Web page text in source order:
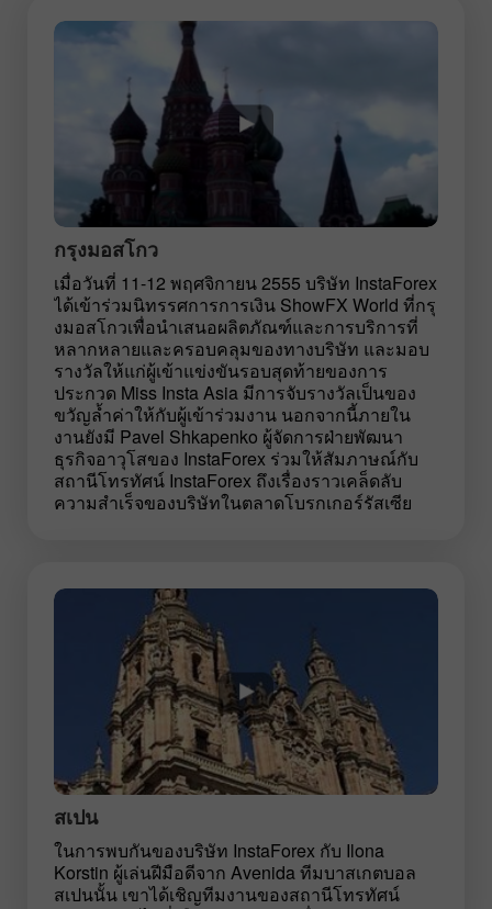
กรุงมอสโกว
เมื่อวันที่ 11-12 พฤศจิกายน 2555 บริษัท InstaForex
ได้เข้าร่วมนิทรรศการการเงิน ShowFX World ที่กรุ
งมอสโกวเพื่อนำเสนอผลิตภัณฑ์และการบริการที่
หลากหลายและครอบคลุมของทางบริษัท และมอบ
รางวัลให้แก่ผู้เข้าแข่งขันรอบสุดท้ายของการ
ประกวด Miss Insta Asia มีการจับรางวัลเป็นของ
ขวัญล้ำค่าให้กับผู้เข้าร่วมงาน นอกจากนี้ภายใน
งานยังมี Pavel Shkapenko ผู้จัดการฝ่ายพัฒนา
ธุรกิจอาวุโสของ InstaForex ร่วมให้สัมภาษณ์กับ
สถานีโทรทัศน์ InstaForex ถึงเรื่องราวเคล็ดลับ
ความสำเร็จของบริษัทในตลาดโบรกเกอร์รัสเซีย
สเปน
ในการพบกันของบริษัท InstaForex กับ Ilona
Korstin ผู้เล่นฝีมือดีจาก Avenida ทีมบาสเกตบอล
สเปนนั้น เขาได้เชิญทีมงานของสถานีโทรทัศน์